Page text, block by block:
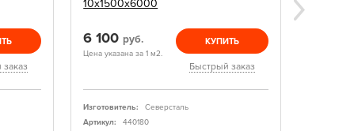
10х1500х6000
6 100 руб.
Цена указана за 1 м2.
КУПИТЬ
Быстрый заказ
Изготовитель:
Северсталь
Артикул:
440180